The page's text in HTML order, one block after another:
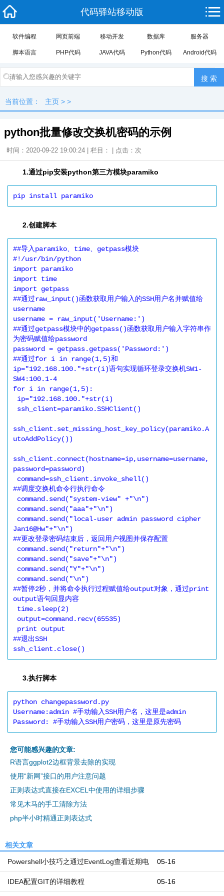
代码驿站移动版
软件编程 网页前端 移动开发 数据库 服务器
脚本语言 PHP代码 JAVA代码 Python代码 Android代码
当前位置： 主页 > >
python批量修改交换机密码的示例
时间：2020-09-22 19:00:24 | 栏目： | 点击： 次
1.通过pip安装python第三方模块paramiko
pip install paramiko
2.创建脚本
##导入paramiko、time、getpass模块
#!/usr/bin/python
import paramiko
import time
import getpass
##通过raw_input()函数获取用户输入的SSH用户名并赋值给
username
username = raw_input('Username:')
##通过getpass模块中的getpass()函数获取用户输入字符串作
为密码赋值给password
password = getpass.getpass('Password:')
##通过for i in range(1,5)和
ip="192.168.100."+str(i)语句实现循环登录交换机SW1-
SW4:100.1-4
for i in range(1,5):
ssh_client.set_missing_host_key_policy(paramiko.A
utoAddPolicy())
ssh_client.connect(hostname=ip,username=username,
password=password)
##调度交换机命令行执行命令
Jan16@Hw"+"\n")
##更改登录密码结束后，返回用户视图并保存配置
##暂停2秒，并将命令执行过程赋值给output对象，通过print
output语句回显内容
##退出SSH
ssh_client.close()
3.执行脚本
python changepassword.py
Username:admin #手动输入SSH用户名，这里是admin
您可能感兴趣的文章:
R语言ggplot2边框背景去除的实现
使用“新网”接口的用户注意问题
正则表达式直接在EXCEL中使用的详细步骤
常见木马的手工清除方法
php半小时精通正则表达式
相关文章
05-16
Powershell小技巧之通过EventLog查看近期电
脑开机和关机时间 05-16
IDEA配置GIT的详细教程